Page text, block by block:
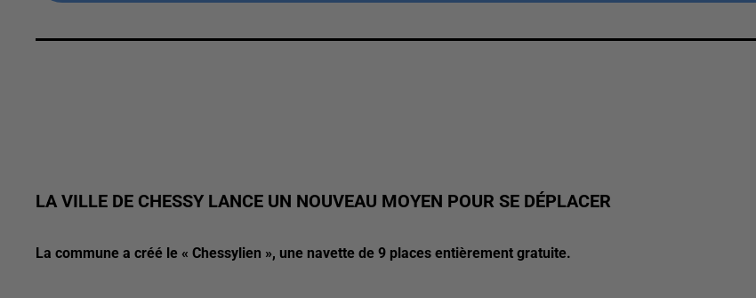
LA VILLE DE CHESSY LANCE UN NOUVEAU MOYEN POUR SE DÉPLACER
La commune a créé le « Chessylien », une navette de 9 places entièrement gratuite.